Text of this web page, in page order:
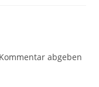
abgeben